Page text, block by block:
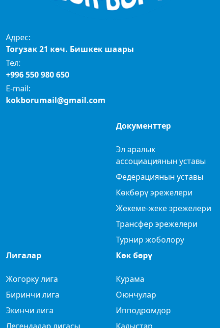
Адрес:
Тогузак 21 көч. Бишкек шаары
Тел:
+996 550 980 650
E-mail:
kokborumail@gmail.com
Документтер
Эл аралык
ассоциациянын уставы
Федерациянын уставы
Көкбөрү эрежелери
Жекеме-жеке эрежелери
Трансфер эрежелери
Турнир жоболору
Лигалар
Жогорку лига
Биринчи лига
Экинчи лига
Көк бөрү
Курама
Оюнчулар
Ипподромдор